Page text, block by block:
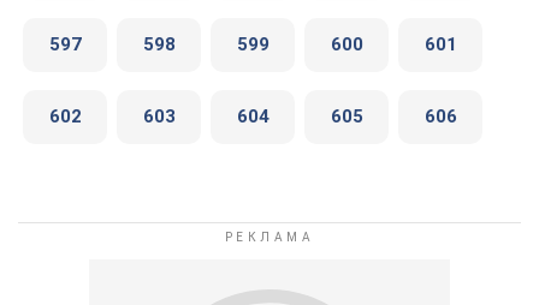
597 598 599 600 601
602 603 604 605 606